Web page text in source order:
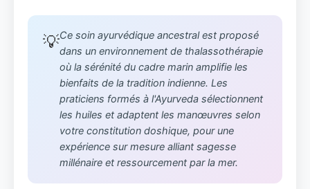
💡Ce soin ayurvédique ancestral est proposé
dans un environnement de thalassothérapie
où la sérénité du cadre marin amplifie les
bienfaits de la tradition indienne. Les
praticiens formés à l'Ayurveda sélectionnent
les huiles et adaptent les manœuvres selon
votre constitution doshique, pour une
expérience sur mesure alliant sagesse
millénaire et ressourcement par la mer.